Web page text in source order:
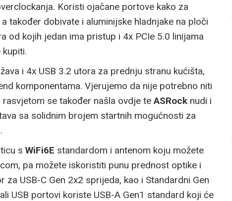
Koristi ojačane portove kako za
također dobivate i aluminijske hladnjake na ploči
od kojih jedan ima pristup i 4x PCIe 5.0 linijama
i 4x USB 3.2 utora za prednju stranu kućišta,
komponentama. Vjerujemo da nije potrebno niti
se također našla ovdje te ASRock nudi i
sa solidnim brojem startnih mogućnosti za
s WiFi6E standardom i antenom koju možete
pa možete iskoristiti punu prednost optike i
USB-C Gen 2x2 sprijeda, kao i Standardni Gen
USB portovi koriste USB-A Gen1 standard koji će